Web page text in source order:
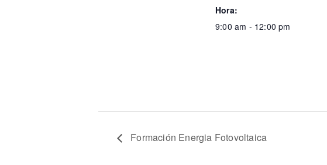
Hora:
9:00 am - 12:00 pm
Formación Energia Fotovoltaica